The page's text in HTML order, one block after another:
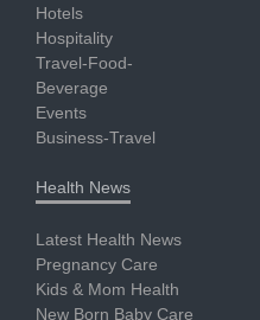
Hotels
Hospitality
Travel-Food-
Beverage
Events
Business-Travel
Health News
Latest Health News
Pregnancy Care
Kids & Mom Health
New Born Baby Care